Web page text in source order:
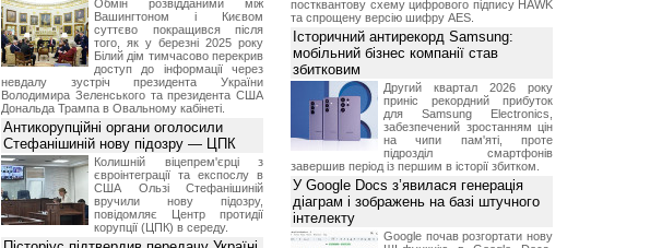
Обмін розвідданими між
Вашингтоном і Києвом
суттєво покращився після
того, як у березні 2025 року
Білий дім тимчасово перекрив
доступ до інформації через
невдалу зустріч президента України
Володимира Зеленського та президента США
Дональда Трампа в Овальному кабінеті.
Антикорупційні органи оголосили
Стефанішиній нову підозру — ЦПК
Колишній віцепрем'єрці з
євроінтеграції та експослу в
США Ользі Стефанішиній
вручили нову підозру,
повідомляє Центр протидії
корупції (ЦПК) в середу.
постквантову схему цифрового підпису HAWK
та спрощену версію шифру AES.
Історичний антирекорд Samsung:
мобільний бізнес компанії став
збитковим
Другий квартал 2026 року
приніс рекордний прибуток
для Samsung Electronics,
забезпечений зростанням цін
на чипи пам'яті, проте
підрозділ смартфонів
завершив період із першим в історії збитком.
У Google Docs з’явилася генерація
діаграм і зображень на базі штучного
інтелекту
Google почав розгортати нову